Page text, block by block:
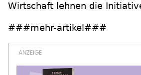
Wirtschaft lehnen die
###mehr-artikel###